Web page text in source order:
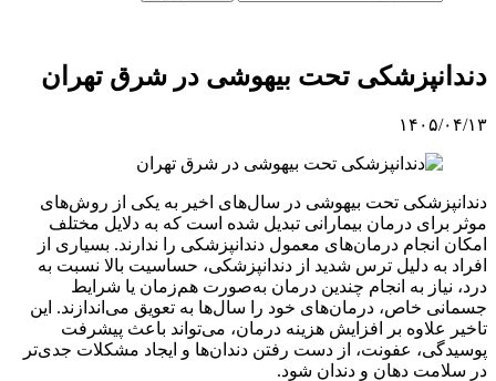
دندانپزشکی تحت بیهوشی در شرق تهران
۱۴۰۵/۰۴/۱۳
دندانپزشکی تحت بیهوشی در سال‌های اخیر به یکی از روش‌های
موثر برای درمان بیمارانی تبدیل شده است که به دلایل مختلف
امکان انجام درمان‌های معمول دندانپزشکی را ندارند. بسیاری از
افراد به دلیل ترس شدید از دندانپزشکی، حساسیت بالا نسبت به
درد، نیاز به انجام چندین درمان به‌صورت هم‌زمان یا شرایط
جسمانی خاص، درمان‌های خود را سال‌ها به تعویق می‌اندازند. این
تاخیر علاوه بر افزایش هزینه درمان، می‌تواند باعث پیشرفت
پوسیدگی، عفونت، از دست رفتن دندان‌ها و ایجاد مشکلات جدی‌تر
در سلامت دهان و دندان شود.